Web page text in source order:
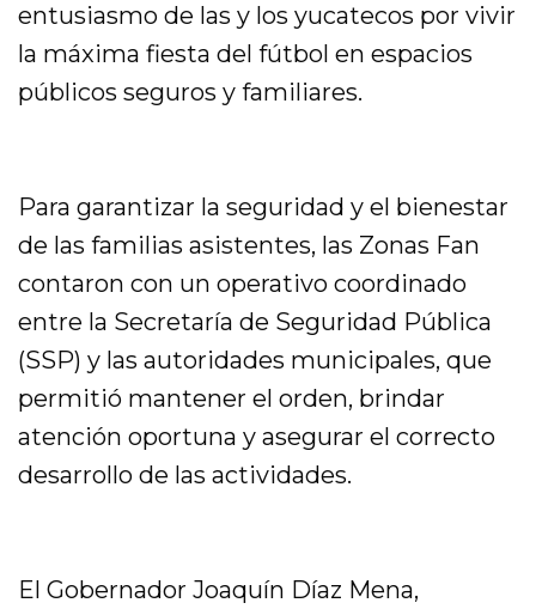
entusiasmo de las y los yucatecos por vivir
la máxima fiesta del fútbol en espacios
públicos seguros y familiares.
Para garantizar la seguridad y el bienestar
de las familias asistentes, las Zonas Fan
contaron con un operativo coordinado
entre la Secretaría de Seguridad Pública
(SSP) y las autoridades municipales, que
permitió mantener el orden, brindar
atención oportuna y asegurar el correcto
desarrollo de las actividades.
El Gobernador Joaquín Díaz Mena,